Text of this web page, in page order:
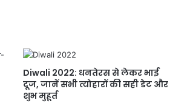
Diwali 2022: धनतेरस से लेकर भाई
दूज, जानें सभी त्योहारों की सही डेट और
शुभ मुहूर्त